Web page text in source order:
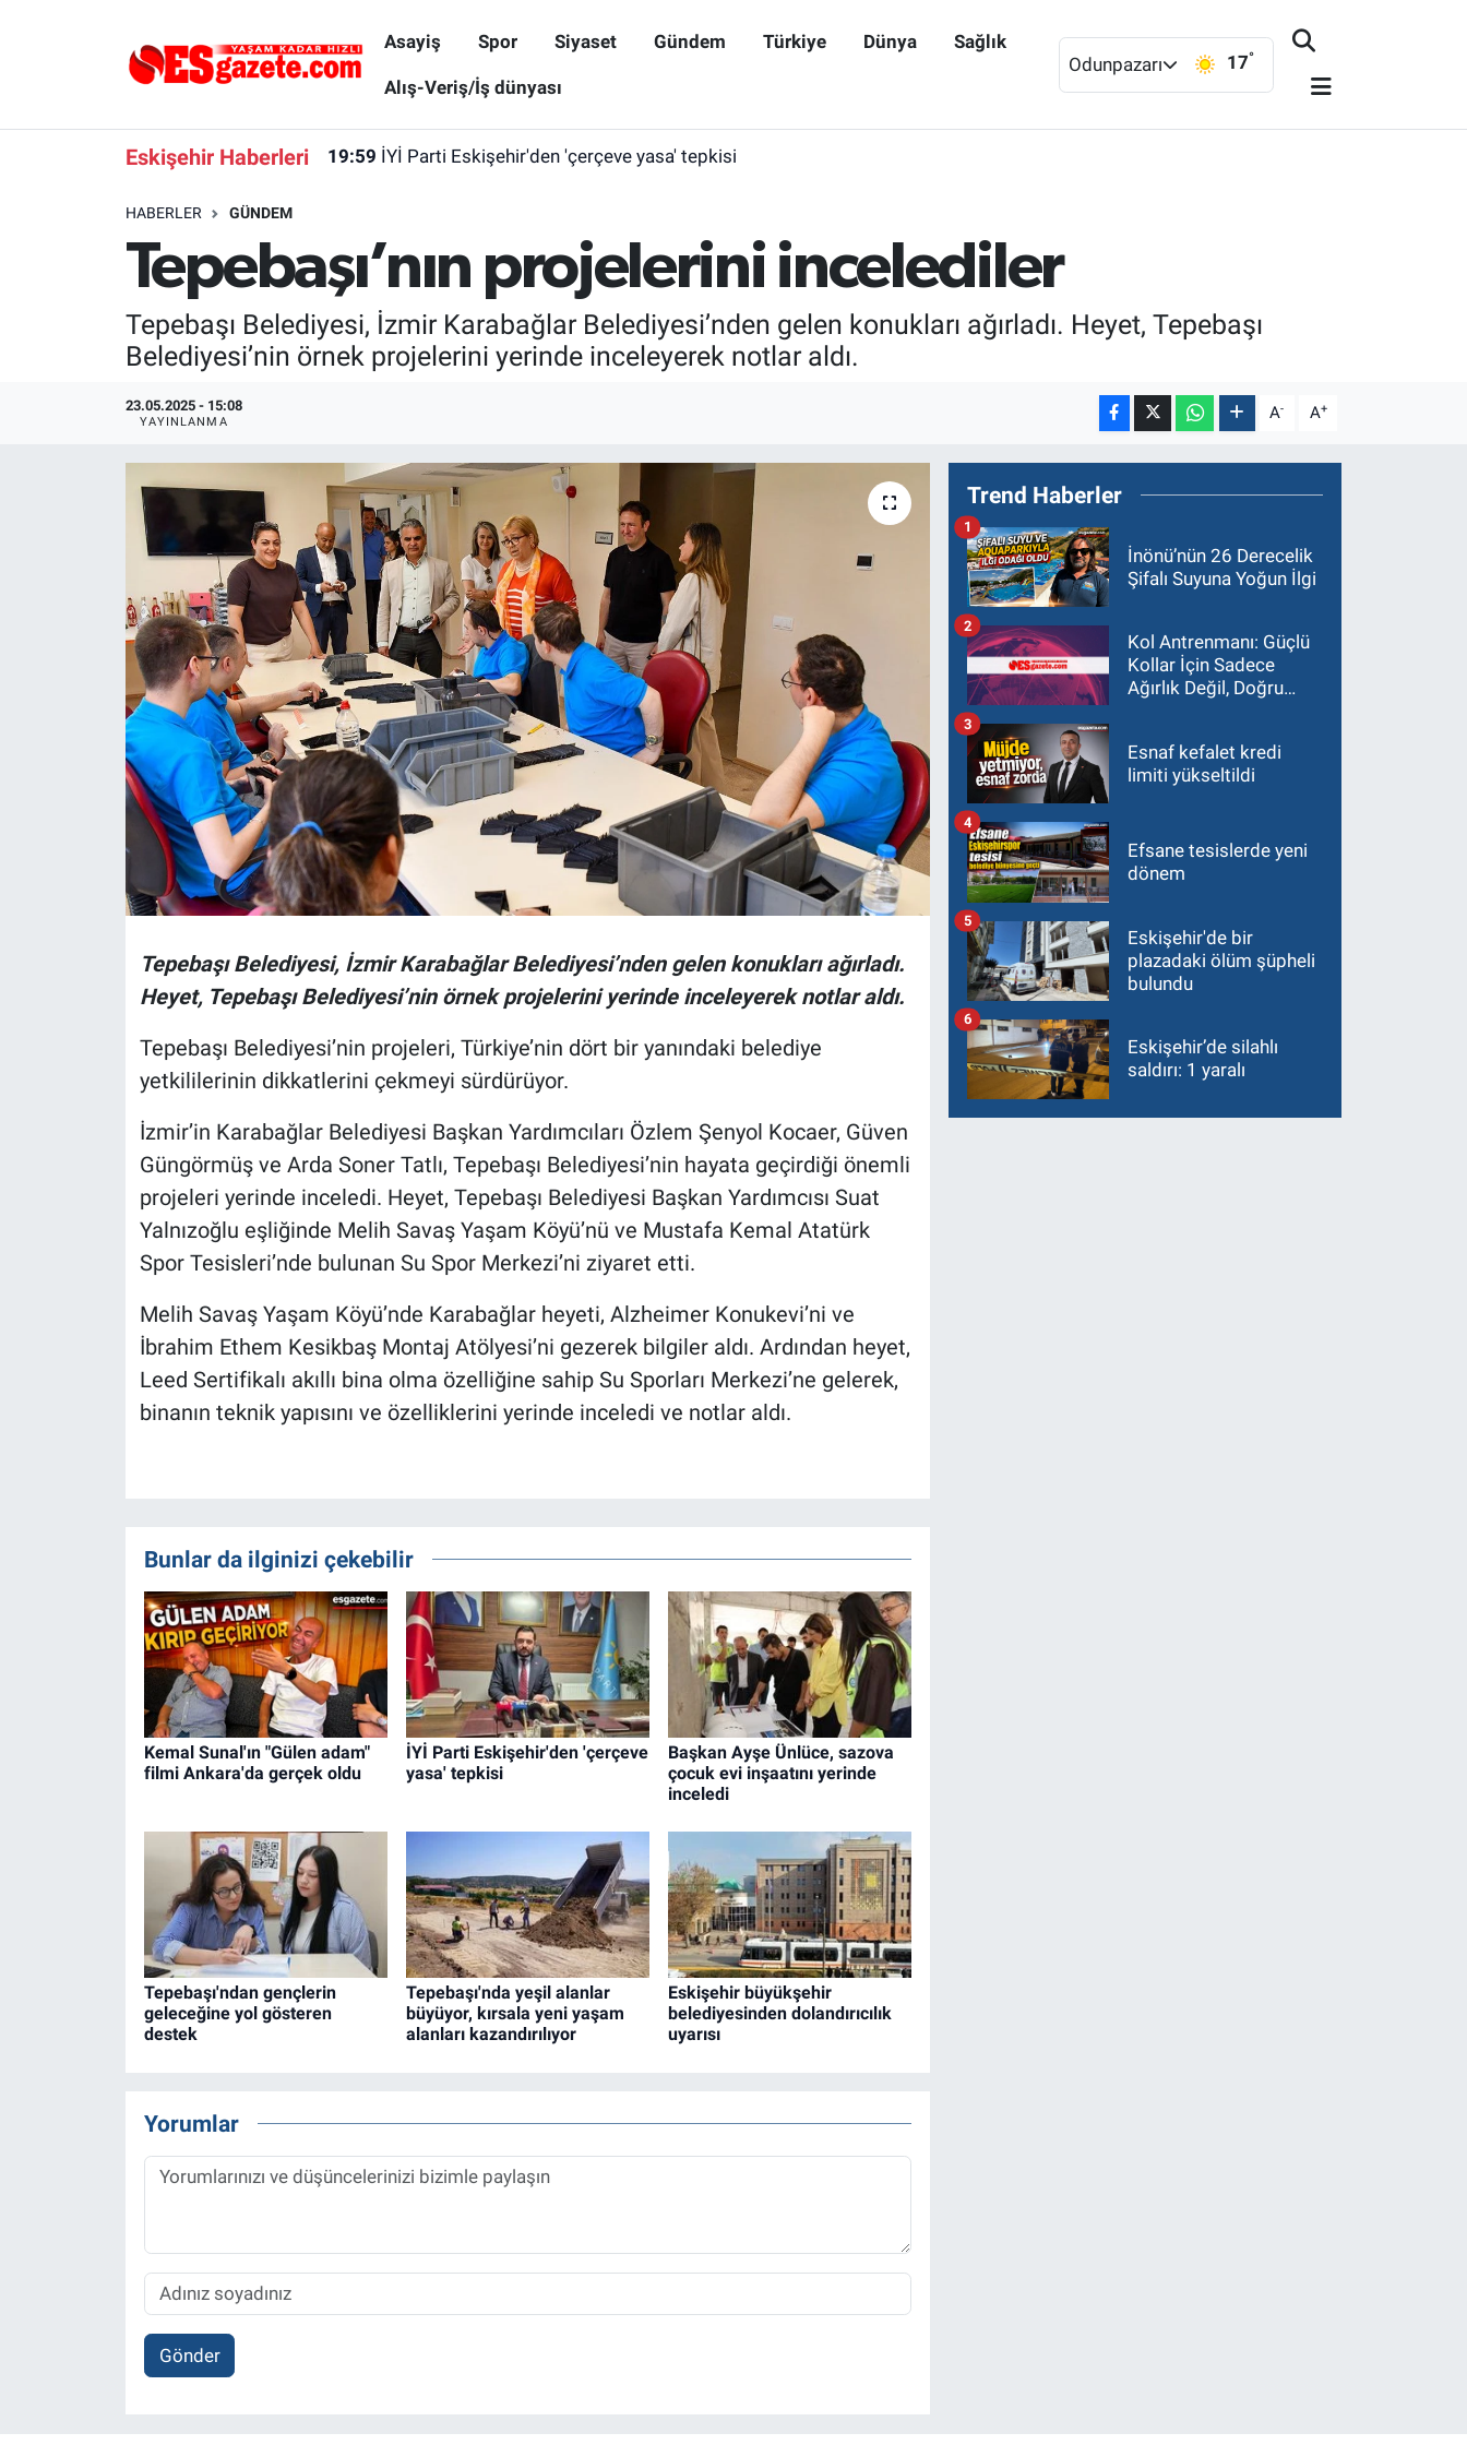
Asayiş Spor Siyaset Gündem Türkiye Dünya Sağlık
Alış-Veriş/İş dünyası
Odunpazarı 17°
Eskişehir Haberleri 19:59 İYİ Parti Eskişehir'den 'çerçeve yasa' tepkisi
HABERLER GÜNDEM
Tepebaşı’nın projelerini incelediler
Tepebaşı Belediyesi, İzmir Karabağlar Belediyesi’nden gelen konukları ağırladı. Heyet, Tepebaşı
Belediyesi’nin örnek projelerini yerinde inceleyerek notlar aldı.
23.05.2025 - 15:08
YAYINLANMA A- A+
Tepebaşı Belediyesi, İzmir Karabağlar Belediyesi’nden gelen konukları ağırladı.
Heyet, Tepebaşı Belediyesi’nin örnek projelerini yerinde inceleyerek notlar aldı.
Tepebaşı Belediyesi’nin projeleri, Türkiye’nin dört bir yanındaki belediye
yetkililerinin dikkatlerini çekmeyi sürdürüyor.
İzmir’in Karabağlar Belediyesi Başkan Yardımcıları Özlem Şenyol Kocaer, Güven
Güngörmüş ve Arda Soner Tatlı, Tepebaşı Belediyesi’nin hayata geçirdiği önemli
projeleri yerinde inceledi. Heyet, Tepebaşı Belediyesi Başkan Yardımcısı Suat
Yalnızoğlu eşliğinde Melih Savaş Yaşam Köyü’nü ve Mustafa Kemal Atatürk
Spor Tesisleri’nde bulunan Su Spor Merkezi’ni ziyaret etti.
Melih Savaş Yaşam Köyü’nde Karabağlar heyeti, Alzheimer Konukevi’ni ve
İbrahim Ethem Kesikbaş Montaj Atölyesi’ni gezerek bilgiler aldı. Ardından heyet,
Leed Sertifikalı akıllı bina olma özelliğine sahip Su Sporları Merkezi’ne gelerek,
binanın teknik yapısını ve özelliklerini yerinde inceledi ve notlar aldı.
Bunlar da ilginizi çekebilir
Kemal Sunal'ın "Gülen adam"
filmi Ankara'da gerçek oldu
İYİ Parti Eskişehir'den 'çerçeve
yasa' tepkisi
Başkan Ayşe Ünlüce, sazova
çocuk evi inşaatını yerinde
inceledi
Tepebaşı'ndan gençlerin
geleceğine yol gösteren
destek
Tepebaşı'nda yeşil alanlar
büyüyor, kırsala yeni yaşam
alanları kazandırılıyor
Eskişehir büyükşehir
belediyesinden dolandırıcılık
uyarısı
Yorumlar
Gönder
Trend Haberler
İnönü’nün 26 Derecelik
Şifalı Suyuna Yoğun İlgi
1
Kol Antrenmanı: Güçlü
Kollar İçin Sadece
Ağırlık Değil, Doğru
2
Esnaf kefalet kredi
limiti yükseltildi
3
Efsane tesislerde yeni
dönem
4
Eskişehir'de bir
plazadaki ölüm şüpheli
bulundu
5
Eskişehir’de silahlı
saldırı: 1 yaralı
6
Gündem
Eskişehirspor Arşivi
Eskişehir Arşivi
Röportaj
Ekonomi
Kütahya
Magazin
Bilim ve Teknoloji
Eskişehir Nöbetçi Eczaneler
Süper Lig Puan Durumu ve Fikstür
Son Dakika Haberleri
Haber Arşivi